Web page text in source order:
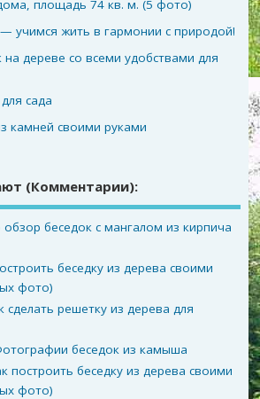
площадь 74 кв. м. (5 фото)
учимся жить в гармонии с природой!
дереве со всеми удобствами для
сада
камней своими руками
(комментарии):
беседок с мангалом из кирпича
беседку из дерева своими
фото)
сделать решетку из дерева для
беседок из камыша
построить беседку из дерева своими
фото)